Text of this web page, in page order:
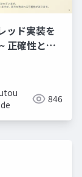
ッド実装を
正確性とパ
846